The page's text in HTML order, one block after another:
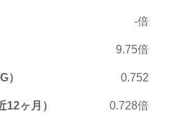
-倍
9.75倍
） 0.752
12ヶ月） 0.728倍